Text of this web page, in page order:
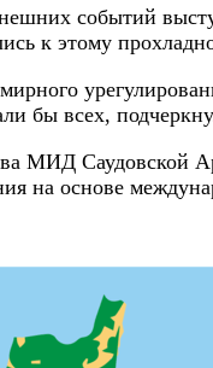
событий
к этому
бы всех,
МИД Саудовской
на основе